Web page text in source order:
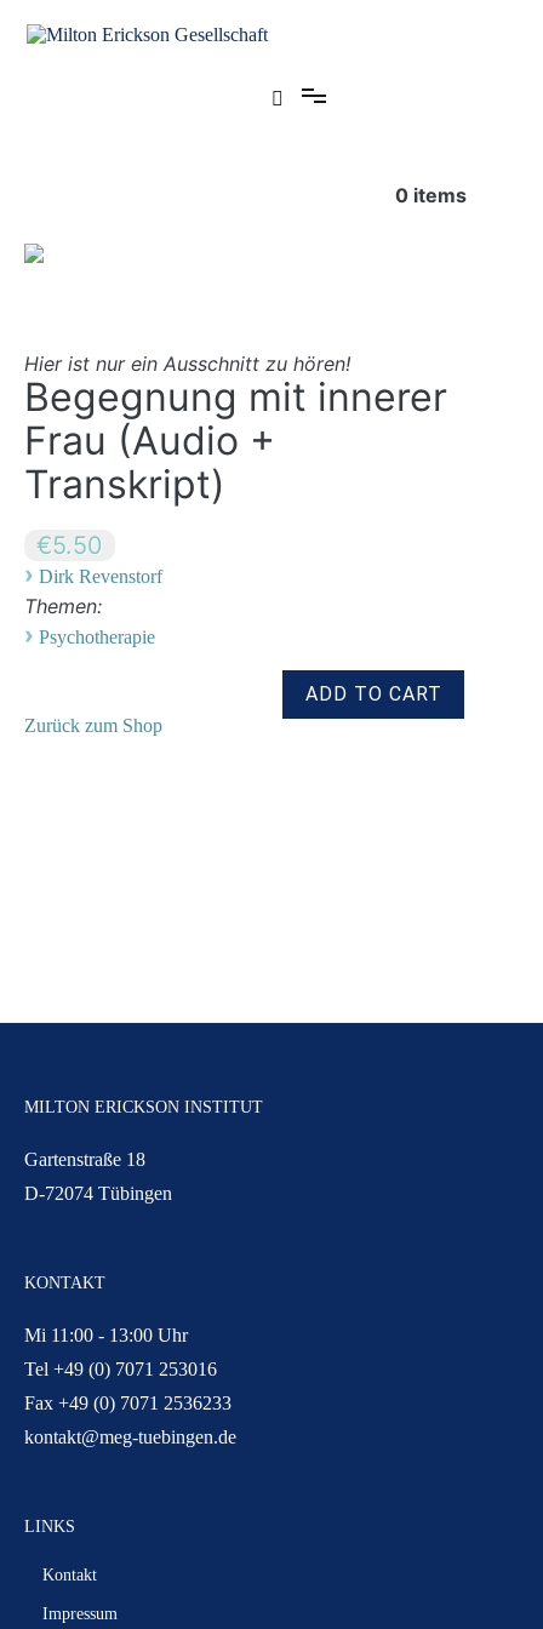
Inhalt
0 items
Hier ist nur ein Ausschnitt zu hören!
Begegnung mit innerer
Frau (Audio +
Transkript)
€5.50
› Dirk Revenstorf
Themen:
› Psychotherapie
Zurück zum Shop
MILTON ERICKSON INSTITUT
Gartenstraße 18
D-72074 Tübingen
KONTAKT
Mi 11:00 - 13:00 Uhr
Tel +49 (0) 7071 253016
Fax +49 (0) 7071 2536233
kontakt@meg-tuebingen.de
LINKS
Kontakt
Impressum